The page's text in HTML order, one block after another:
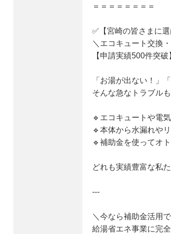
＝＝＝＝＝＝＝＝
✅【宮崎の皆さまに
＼エコキュート交換
【申請実績500件突
「お湯が出ない！」
そんな急なトラブル
🔹エコキュートや電
🔹本体から水漏れや
🔹補助金を使ってオ
どれも実績豊富な私
---
＼今なら補助金活用
給湯省エネ事業に完